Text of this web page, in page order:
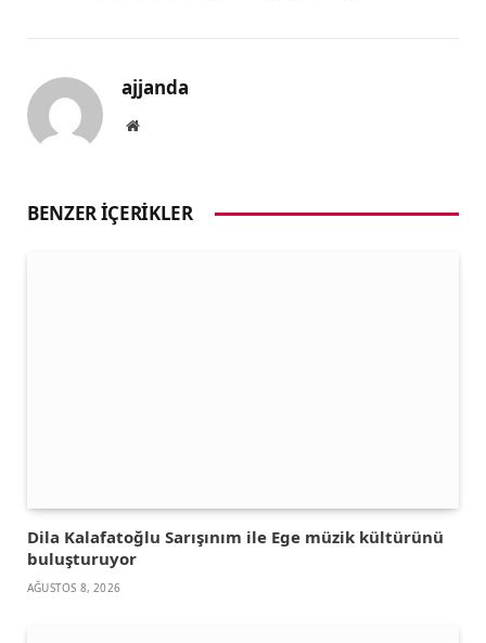
ajjanda
Website
BENZER İÇERIKLER
Dila Kalafatoğlu Sarışınım ile Ege müzik kültürünü
buluşturuyor
AĞUSTOS 8, 2026